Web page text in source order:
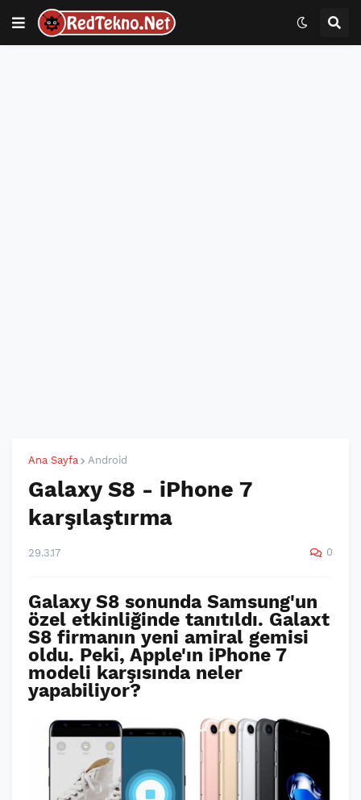
Ana Sayfa Android
Galaxy S8 - iPhone 7
karşılaştırma
29.3.17 0
Galaxy S8 sonunda Samsung'un
özel etkinliğinde tanıtıldı. Galaxt
S8 firmanın yeni amiral gemisi
oldu. Peki, Apple'ın iPhone 7
modeli karşısında neler
yapabiliyor?